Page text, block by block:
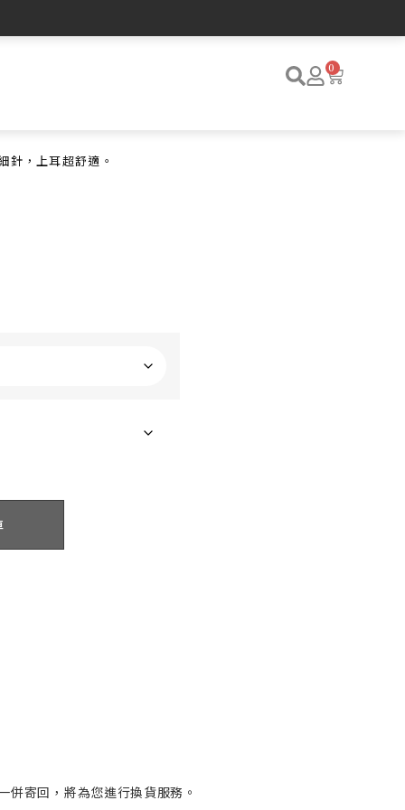
0
針，上耳超舒適。
併寄回，將為您進行換貨服務。